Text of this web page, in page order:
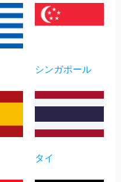
シンガポール
タイ